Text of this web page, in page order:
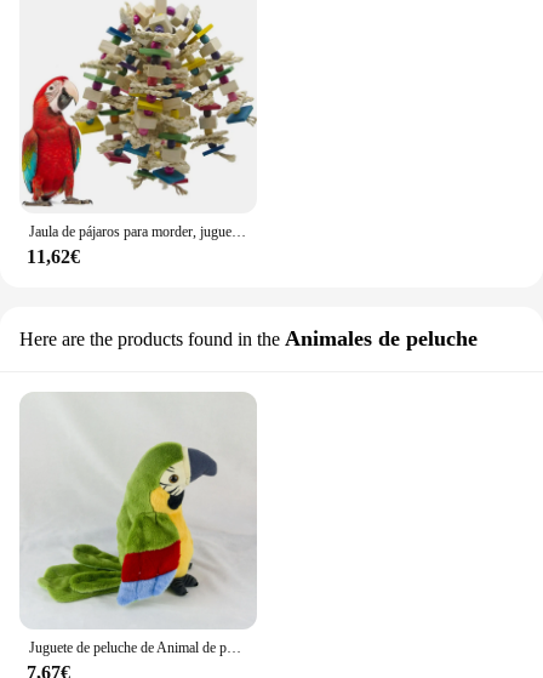
Jaula de pájaros para morder, juguete para guacamayos grises africanos, cacatúas, loro grande, bloques para masticar, nudos rasgados
11,62€
Here are the products found in the Animales de peluche
Juguete de peluche de Animal de peluche que habla, loro Guacamayo, repite lo que dices, Registro electrónico, pájaro animado, loro parlante, mascota
7,67€